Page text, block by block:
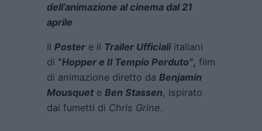
dell’animazione al cinema dal 21
aprile
Il Poster e il Trailer Ufficialiitaliani
di “Hopper e Il Tempio Perduto”, film
di animazione diretto da Benjamin
Mousquet e Ben Stassen, ispirato
dai fumetti di Chris Grine.